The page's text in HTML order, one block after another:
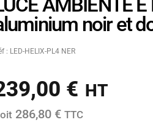
noir et
: LED-HELIX-PL4 NER
€ HT
286,80 € TTC